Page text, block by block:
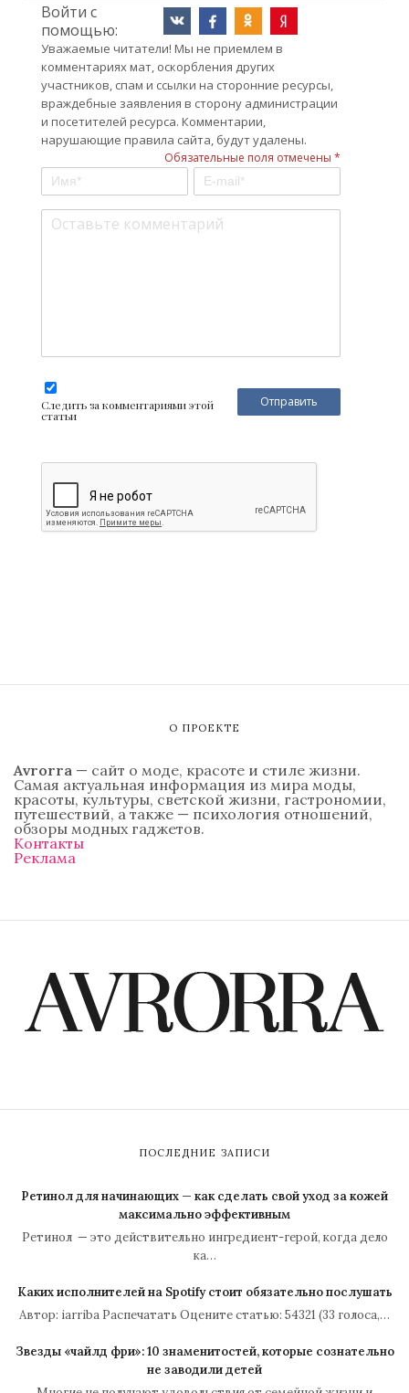
Войти с
помощью:
Уважаемые читатели! Мы не приемлем в
комментариях мат, оскорбления других
участников, спам и ссылки на сторонние ресурсы,
враждебные заявления в сторону администрации
и посетителей ресурса. Комментарии,
нарушающие правила сайта, будут удалены.
Обязательные поля отмечены *
Следить за комментариями этой
статьи
О ПРОЕКТЕ
Avrorra — сайт о моде, красоте и стиле жизни.
Самая актуальная информация из мира моды,
красоты, культуры, светской жизни, гастрономии,
путешествий, а также — психология отношений,
обзоры модных гаджетов.
Контакты
Реклама
ПОСЛЕДНИЕ ЗАПИСИ
Ретинол для начинающих — как сделать свой уход за кожей
максимально эффективным
Ретинол — это действительно ингредиент-герой, когда дело
ка…
Каких исполнителей на Spotify стоит обязательно послушать
Автор: iarriba Распечатать Оцените статью: 54321 (33 голоса,…
Звезды «чайлд фри»: 10 знаменитостей, которые сознательно
не заводили детей